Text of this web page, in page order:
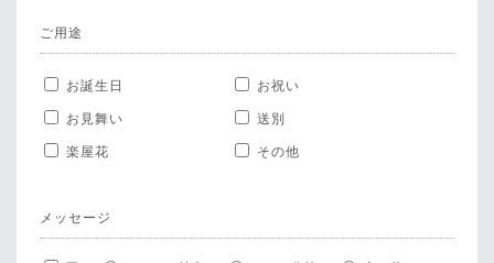
ご用途
お誕生日 お祝い
お見舞い 送別
楽屋花 その他
メッセージ